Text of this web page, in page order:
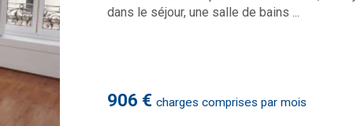
906 € charges comprises par mois
dans le séjour, une salle de bains ...